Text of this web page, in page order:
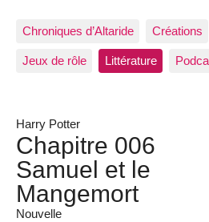
Chroniques d’Altaride Créations
Jeux de rôle Littérature
Harry Potter
Chapitre 006
Samuel et le
Mangemort
Nouvelle